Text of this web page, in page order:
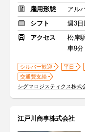
雇用形態
アル
シフト
週3日
アクセス
松岸
車9分
シルバー歓迎 平日
交通費支給
シグマロジスティクス株式
江戸川商事株式会社